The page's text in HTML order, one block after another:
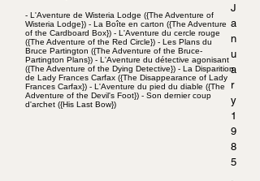
J
a
n
u
a
r
y
1
9
8
5
- L'Aventure de Wisteria Lodge ({The Adventure of
Wisteria Lodge}) - La Boîte en carton ({The Adventure
of the Cardboard Box}) - L'Aventure du cercle rouge
({The Adventure of the Red Circle}) - Les Plans du
Bruce Partington ({The Adventure of the Bruce-
Partington Plans}) - L'Aventure du détective agonisant
({The Adventure of the Dying Detective}) - La Disparition
de Lady Frances Carfax ({The Disappearance of Lady
Frances Carfax}) - L'Aventure du pied du diable ({The
Adventure of the Devil's Foot}) - Son dernier coup
d'archet ({His Last Bow})